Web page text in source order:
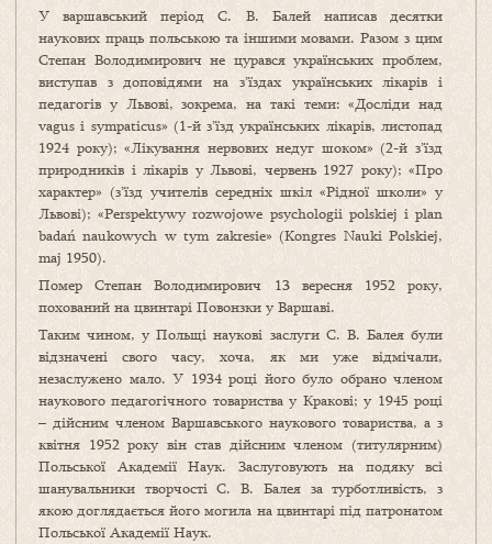
У варшавський період С. В. Балей написав десятки
наукових праць польською та іншими мовами. Разом з цим
Степан Володимирович не цурався українських проблем,
виступав з доповідями на з’їздах українських лікарів і
педагогів у Львові, зокрема, на такі теми: «Досліди над
vagus і sympaticus» (1-й з’їзд українських лікарів, листопад
1924 року); «Лікування нервових недуг шоком» (2-й з’їзд
природників і лікарів у Львові, червень 1927 року); «Про
характер» (з’їзд учителів середніх шкіл «Рідної школи» у
Львові); «Perspektywy rozwojowe psychologii polskiej i plan
badań naukowych w tym zakresie» (Kongres Nauki Polskiej,
maj 1950).
Помер Степан Володимирович 13 вересня 1952 року,
похований на цвинтарі Повонзки у Варшаві.
Таким чином, у Польщі наукові заслуги С. В. Балея були
відзначені свого часу, хоча, як ми уже відмічали,
незаслужено мало. У 1934 році його було обрано членом
наукового педагогічного товариства у Кракові; у 1945 році
– дійсним членом Варшавського наукового товариства, а з
квітня 1952 року він став дійсним членом (титулярним)
Польської Академії Наук. Заслуговують на подяку всі
шанувальники творчості С. В. Балея за турботливість, з
якою доглядається його могила на цвинтарі під патронатом
Польської Академії Наук.